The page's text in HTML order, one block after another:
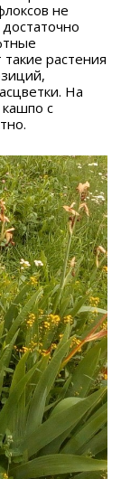
не
растения
На
с